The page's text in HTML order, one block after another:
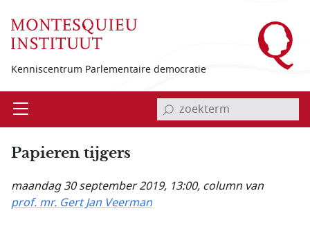
Kenniscentrum Parlementaire democratie
Open invoerveld zoekterm
Papieren tijgers
maandag 30 september 2019, 13:00, column van
prof. mr. Gert Jan Veerman